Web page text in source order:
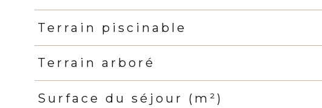
Terrain piscinable
Terrain arboré
Surface du séjour (m²)